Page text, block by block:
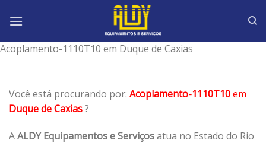
Acoplamento-1110T10 em Duque de Caxias
Você está procurando por: Acoplamento-1110T10em
Duque de Caxias?
AALDY Equipamentos e Serviçosatua no Estado do Rio